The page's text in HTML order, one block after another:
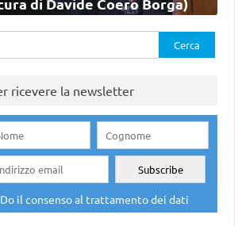
ricevere la newsletter
Do il consenso al trattamento dei dati